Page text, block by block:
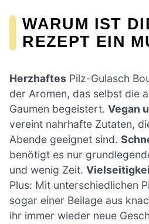
WARUM IST
REZEPT EIN
Herzhaftes Pilz-Gulasch
der Aromen, das selbst die
Gaumen begeistert. Vegan
vereint nahrhafte Zutaten,
Abende geeignet sind.
benötigt es nur
und wenig Zeit.
Plus: Mit unterschiedlichen
sogar einer Beilage aus
ihr immer wieder neue